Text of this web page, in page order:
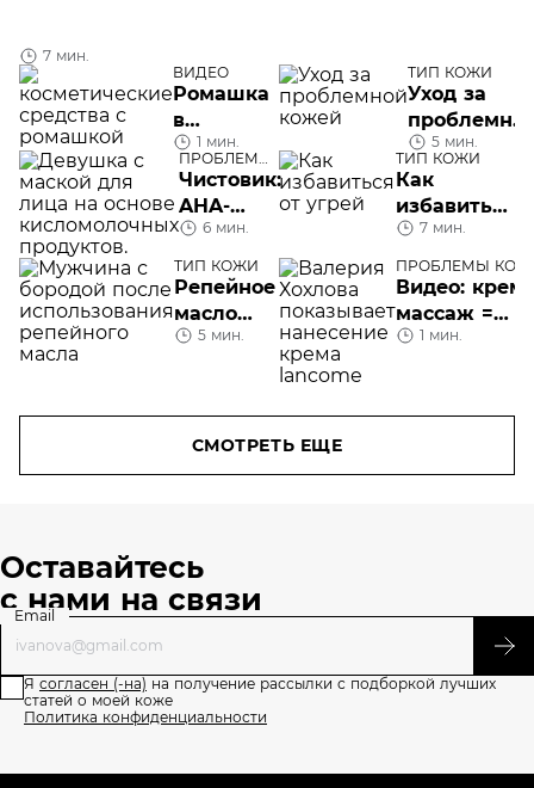
7 мин.
ВИДЕО
Ромашка
в
косметике:
обзор
средств
1 мин.
ТИП КОЖИ
Уход за
кожей
5 мин.
ПРОБЛЕМЫ
КОЖИ ЛИЦА
Чистовик:
AHA-
кислоты
для лица
6 мин.
ТИП КОЖИ
Как
избавиться
от угрей
на лице
7 мин.
ТИП КОЖИ
Репейное
масло
для5 мин.
ПРОБЛЕМЫ
ЛИЦА
Видео: крем
массаж =
экспертная
ухода
1 мин.
СМОТРЕТЬ ЕЩЕ
Оставайтесь
с нами на связи
Email
Я согласен (-на) на получение рассылки с подборкой лучших
статей о моей коже
Политика конфиденциальности